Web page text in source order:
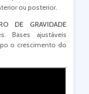
ou posterior.
DE GRAVIDADE
Bases ajustáveis
o crescimento do